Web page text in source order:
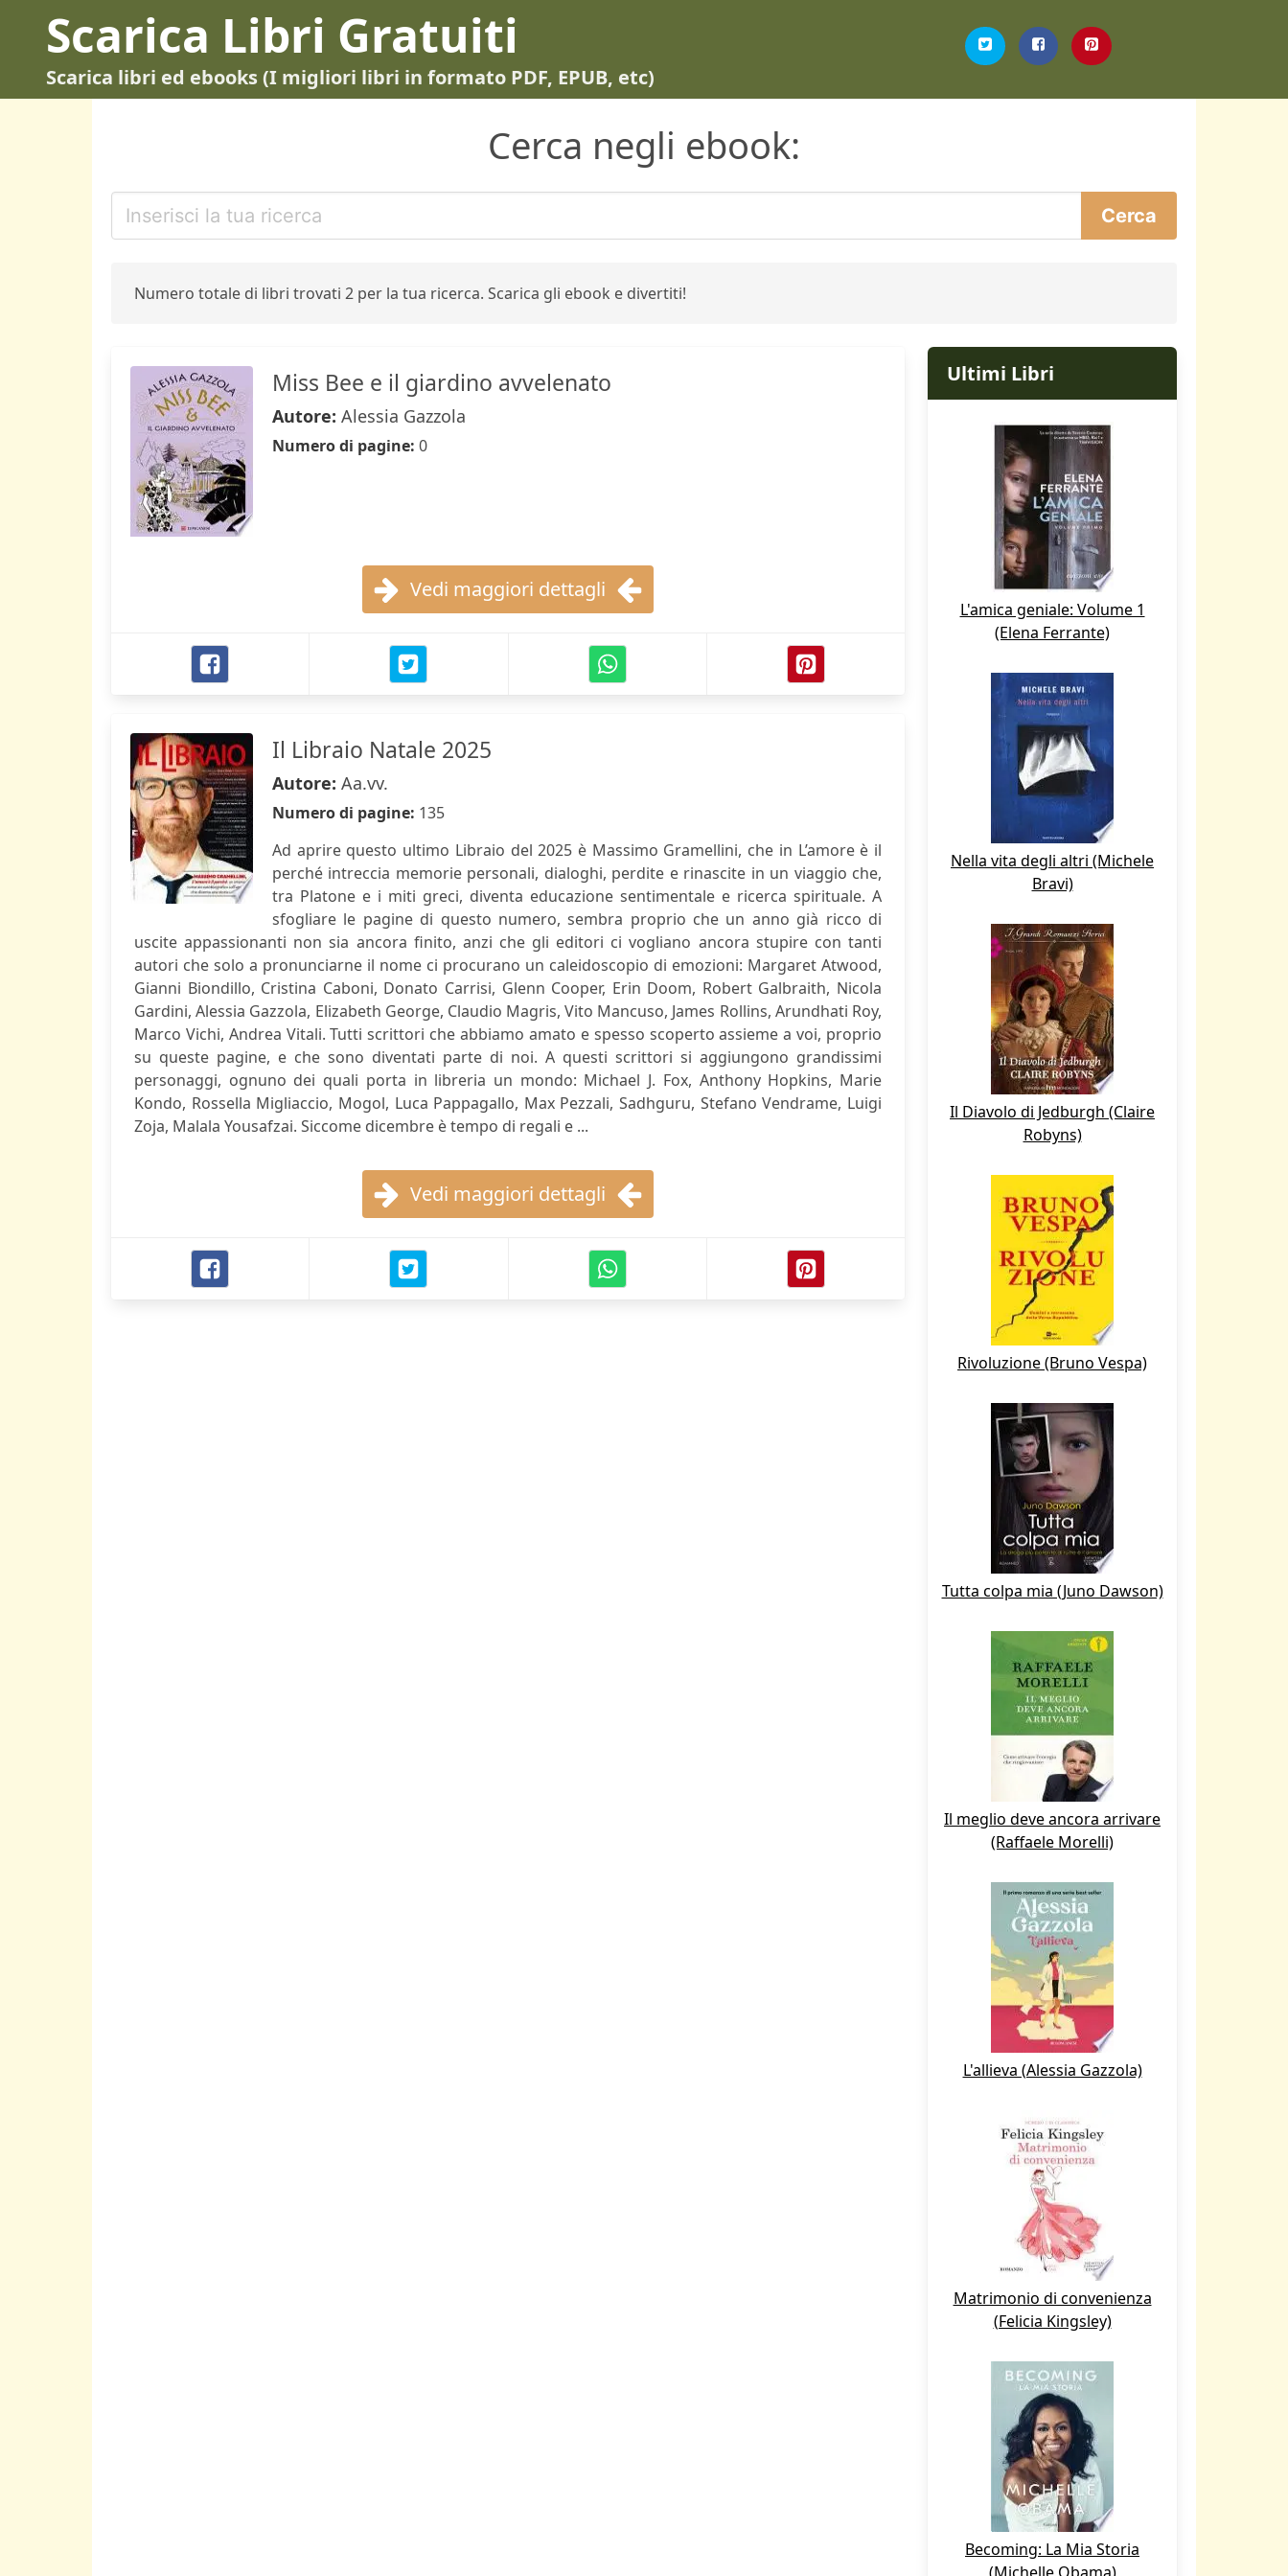
Scarica Libri Gratuiti
Scarica libri ed ebooks (I migliori libri in formato PDF, EPUB, etc)
Cerca negli ebook:
Numero totale di libri trovati 2 per la tua ricerca. Scarica gli ebook e divertiti!
Miss Bee e il giardino avvelenato
Autore: Alessia Gazzola
Numero di pagine: 0
Vedi maggiori dettagli
Il Libraio Natale 2025
Autore: Aa.vv.
Numero di pagine: 135
Ad aprire questo ultimo Libraio del 2025 è Massimo Gramellini, che in L’amore è il
perché intreccia memorie personali, dialoghi, perdite e rinascite in un viaggio che,
tra Platone e i miti greci, diventa educazione sentimentale e ricerca spirituale. A
sfogliare le pagine di questo numero, sembra proprio che un anno già ricco di
uscite appassionanti non sia ancora finito, anzi che gli editori ci vogliano ancora stupire con tanti
autori che solo a pronunciarne il nome ci procurano un caleidoscopio di emozioni: Margaret Atwood,
Gianni Biondillo, Cristina Caboni, Donato Carrisi, Glenn Cooper, Erin Doom, Robert Galbraith, Nicola
Gardini, Alessia Gazzola, Elizabeth George, Claudio Magris, Vito Mancuso, James Rollins, Arundhati Roy,
Marco Vichi, Andrea Vitali. Tutti scrittori che abbiamo amato e spesso scoperto assieme a voi, proprio
su queste pagine, e che sono diventati parte di noi. A questi scrittori si aggiungono grandissimi
personaggi, ognuno dei quali porta in libreria un mondo: Michael J. Fox, Anthony Hopkins, Marie
Kondo, Rossella Migliaccio, Mogol, Luca Pappagallo, Max Pezzali, Sadhguru, Stefano Vendrame, Luigi
Zoja, Malala Yousafzai. Siccome dicembre è tempo di regali e ...
Vedi maggiori dettagli
Ultimi Libri
L'amica geniale: Volume 1
(Elena Ferrante)
Nella vita degli altri (Michele
Bravi)
Il Diavolo di Jedburgh (Claire
Robyns)
Rivoluzione (Bruno Vespa)
Tutta colpa mia (Juno Dawson)
Il meglio deve ancora arrivare
(Raffaele Morelli)
L'allieva (Alessia Gazzola)
Matrimonio di convenienza
(Felicia Kingsley)
Becoming: La Mia Storia